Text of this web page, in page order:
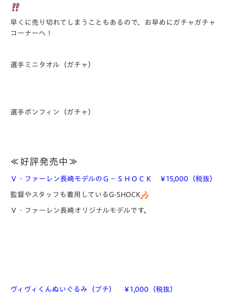
早くに売り切れてしまうこともあるので、お早めにガチャガチャ
コーナーへ！
選手ミニタオル（ガチャ）
選手ボンフィン（ガチャ）
≪好評発売中≫
Ｖ・ファーレン長崎モデルのＧ－ＳＨＯＣＫ ￥15,000（税抜）
監督やスタッフも着用しているG-SHOCK
Ｖ・ファーレン長崎オリジナルモデルです。
ヴィヴィくんぬいぐるみ（プチ） ￥1,000（税抜）